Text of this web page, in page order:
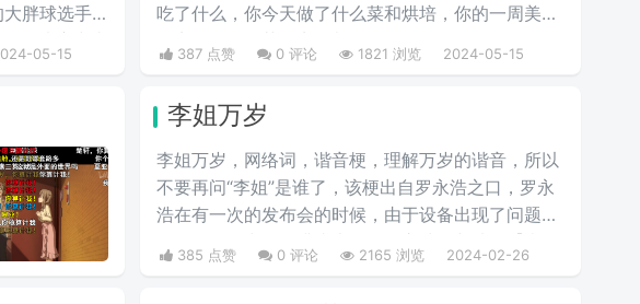
胖球选手
在决赛中直
和G2，夺
05-15
吃了什么，你今天做了什么菜和烘培，你的一周美食
盘点，你的奶茶盘点，都值得记录。
387 点赞 0 评论 1821 浏览 2024-05-15
李姐万岁
李姐万岁，网络词，谐音梗，理解万岁的谐音，所以
不要再问“李姐”是谁了，该梗出自罗永浩之口，罗永
浩在有一次的发布会的时候，由于设备出现了问题，
在现场频频出错，满头大汗的罗永浩不断地说【李姐
万岁】来缓解尴尬，然后被一些锤子的粉丝疯狂传
385 点赞 0 评论 2165 浏览 2024-02-26